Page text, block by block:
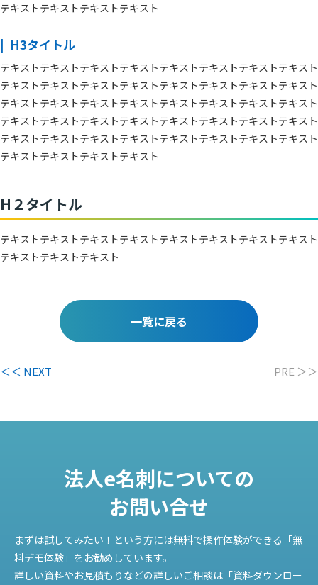
テキストテキストテキストテキスト
H3タイトル
テキストテキストテキストテキストテキストテキストテキストテキスト
テキストテキストテキストテキストテキストテキストテキストテキスト
テキストテキストテキストテキストテキストテキストテキストテキスト
テキストテキストテキストテキストテキストテキストテキストテキスト
テキストテキストテキストテキストテキストテキストテキストテキスト
テキストテキストテキストテキスト
H２タイトル
テキストテキストテキストテキストテキストテキストテキストテキスト
テキストテキストテキスト
一覧に戻る
＜＜ NEXT PRE ＞＞
法人e名刺についての
お問い合せ
まずは試してみたい！という方には無料で操作体験ができる「無
料デモ体験」をお勧めしています。
詳しい資料やお見積もりなどの詳しいご相談は「資料ダウンロー